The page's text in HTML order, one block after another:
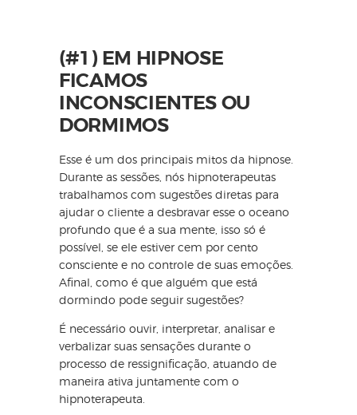
(#1) EM HIPNOSE
FICAMOS
INCONSCIENTES OU
DORMIMOS
Esse é um dos principais mitos da hipnose.
Durante as sessões, nós hipnoterapeutas
trabalhamos com sugestões diretas para
ajudar o cliente a desbravar esse o oceano
profundo que é a sua mente, isso só é
possível, se ele estiver cem por cento
consciente e no controle de suas emoções.
Afinal, como é que alguém que está
dormindo pode seguir sugestões?
É necessário ouvir, interpretar, analisar e
verbalizar suas sensações durante o
processo de ressignificação, atuando de
maneira ativa juntamente com o
hipnoterapeuta. ⠀⠀⠀⠀⠀⠀⠀⠀⠀